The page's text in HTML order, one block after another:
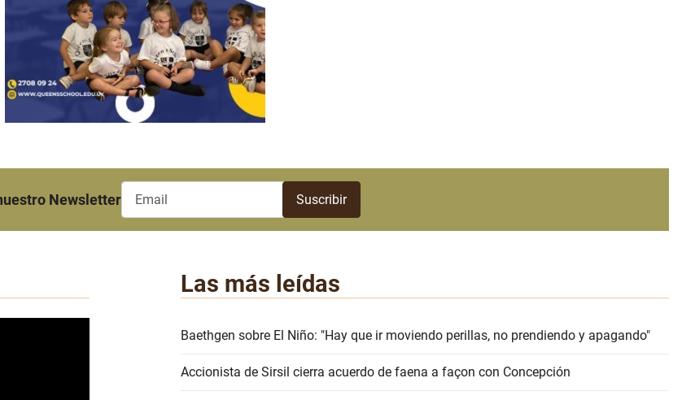
Newsletter
Las más leídas
Baethgen sobre El Niño: "Hay que ir moviendo perillas, no prendiendo y apagando"
Accionista de Sirsil cierra acuerdo de faena a façon con Concepción